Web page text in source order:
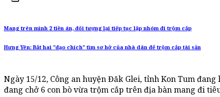
Mang trên mình 2 tiền án, đối tượng lại tiếp tục lập nhóm đi trộm cắp
Hưng Yên: Bắt hai "đạo chích" tìm sơ hở của nhà dân để trộm cắp tài sản
Ngày 15/12, Công an huyện Đăk Glei, tỉnh Kon Tum
đang chở 6 con bò vừa trộm cắp trên địa bàn mang đi